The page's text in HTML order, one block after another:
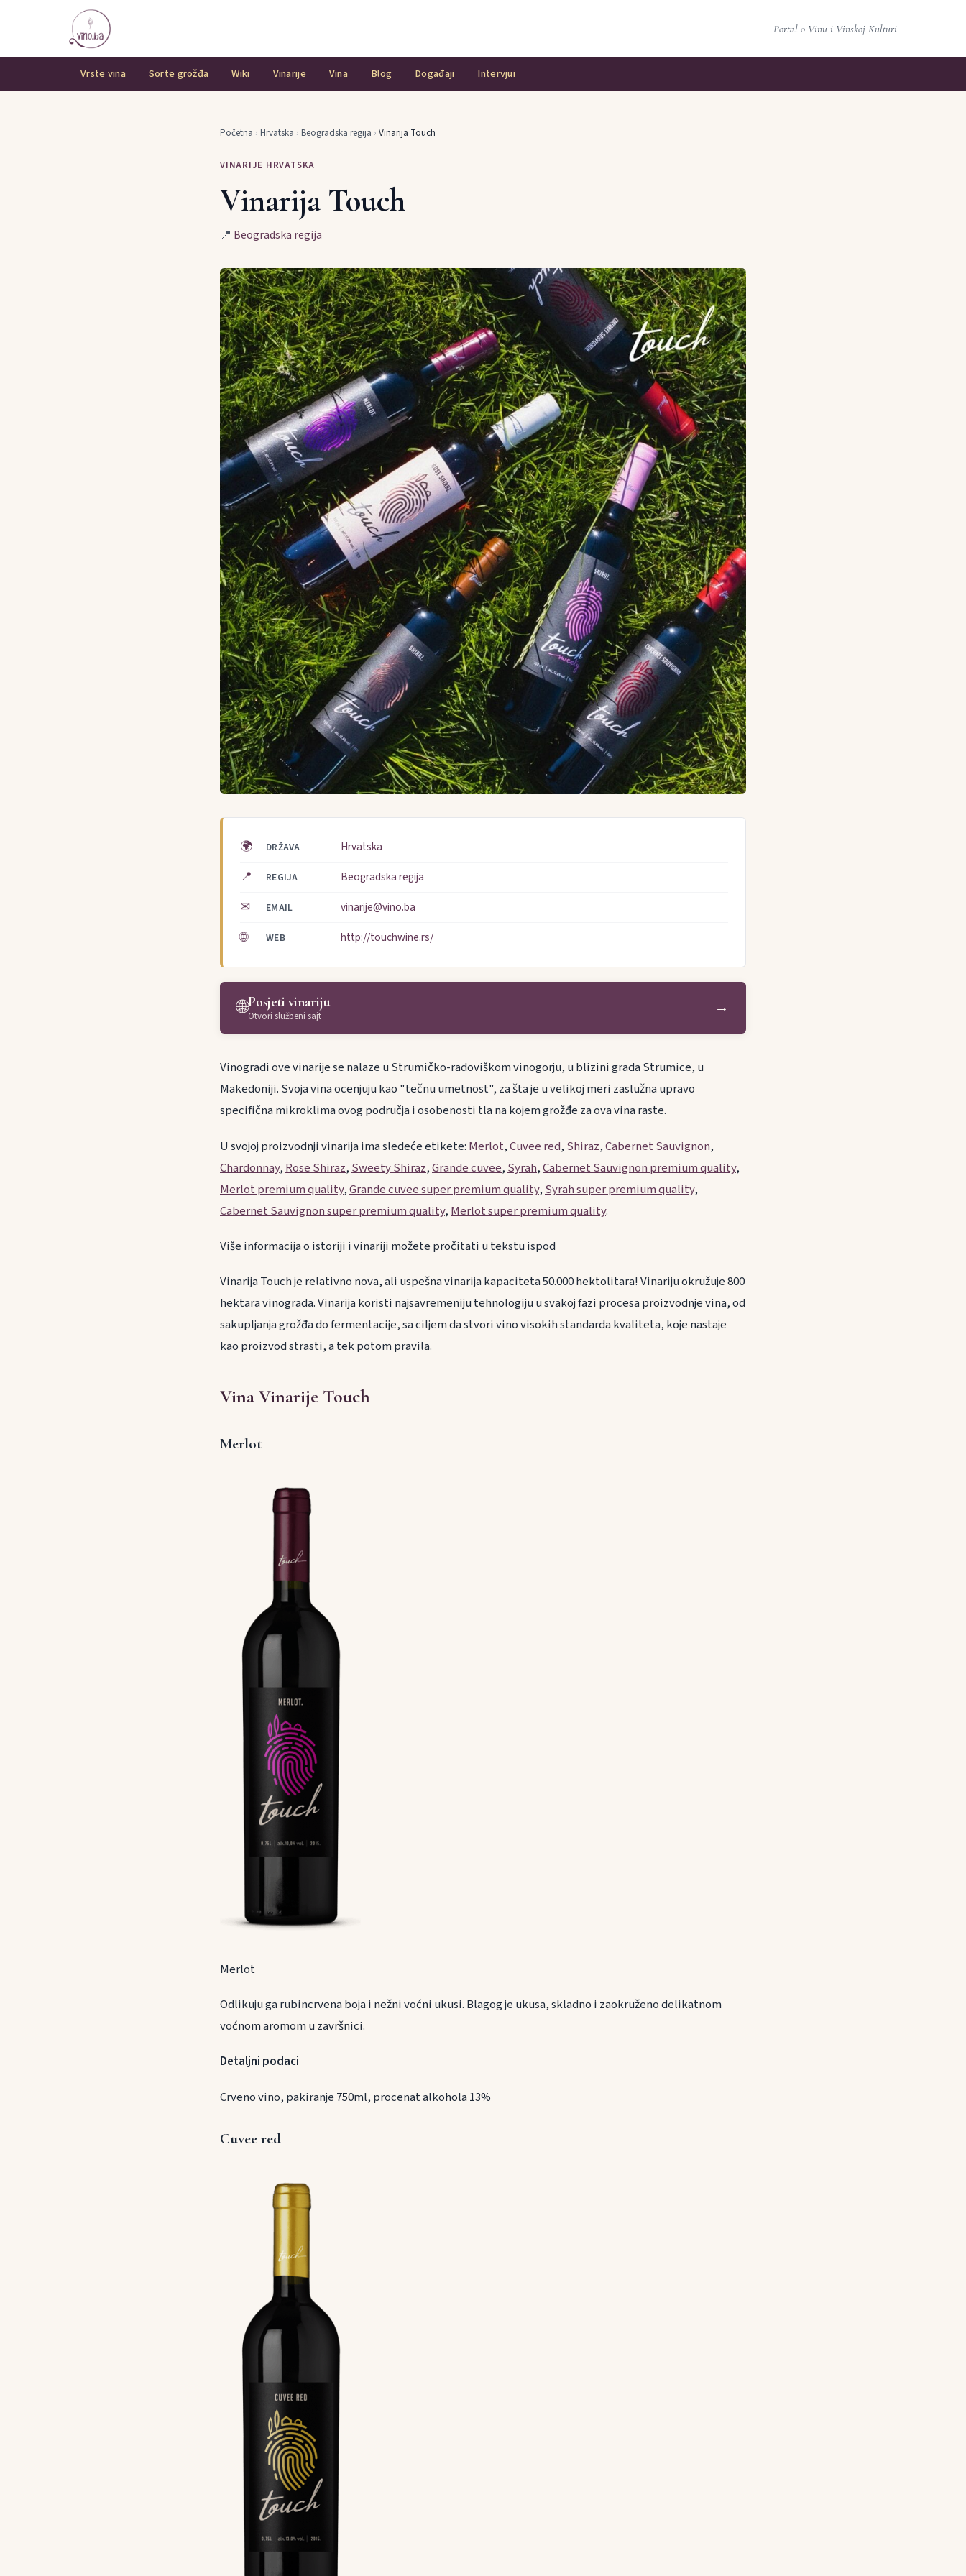
Portal o Vinu i Vinskoj Kulturi
Vrste vina Sorte grožđa Wiki Vinarije Vina Blog Događaji Intervjui
Početna › Hrvatska › Beogradska regija › Vinarija Touch
VINARIJE HRVATSKA
Vinarija Touch
📍 Beogradska regija
🌍 DRŽAVA Hrvatska
📍 REGIJA Beogradska regija
✉ EMAIL vinarije@vino.ba
🌐 WEB http://touchwine.rs/
🌐Posjeti vinariju
Otvori službeni sajt →
Vinogradi ove vinarije se nalaze u Strumičko-radoviškom vinogorju, u blizini grada Strumice, u
Makedoniji. Svoja vina ocenjuju kao "tečnu umetnost", za šta je u velikoj meri zaslužna upravo
specifična mikroklima ovog područja i osobenosti tla na kojem grožđe za ova vina raste.
U svojoj proizvodnji vinarija ima sledeće etikete: Merlot,Cuvee red, Shiraz,Cabernet Sauvignon,
Chardonnay, Rose Shiraz, Sweety Shiraz,Grande cuvee, Syrah,Cabernet Sauvignon premium quality,
Merlot premium quality,Grande cuvee super premium quality, Syrah super premium quality,
Cabernet Sauvignon super premium quality, Merlot super premium quality.
Više informacija o istoriji i vinariji možete pročitati u tekstu ispod
Vinarija Touch je relativno nova, ali uspešna vinarija kapaciteta 50.000 hektolitara! Vinariju okružuje 800
hektara vinograda. Vinarija koristi najsavremeniju tehnologiju u svakoj fazi procesa proizvodnje vina, od
sakupljanja grožđa do fermentacije, sa ciljem da stvori vino visokih standarda kvaliteta, koje nastaje
kao proizvod strasti, a tek potom pravila.
Vina Vinarije Touch
Merlot
Merlot
Odlikuju ga rubincrvena boja i nežni voćni ukusi. Blagog je ukusa, skladno i zaokruženo delikatnom
voćnom aromom u završnici.
Detaljni podaci
Crveno vino, pakiranje 750ml, procenat alkohola 13%
Cuvee red